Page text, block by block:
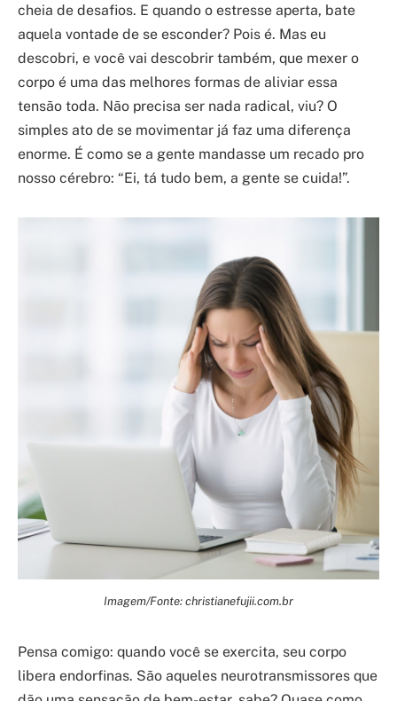
cheia de desafios. E quando o estresse aperta, bate
aquela vontade de se esconder? Pois é. Mas eu
descobri, e você vai descobrir também, que mexer o
corpo é uma das melhores formas de aliviar essa
tensão toda. Não precisa ser nada radical, viu? O
simples ato de se movimentar já faz uma diferença
enorme. É como se a gente mandasse um recado pro
nosso cérebro: “Ei, tá tudo bem, a gente se cuida!”.
Imagem/Fonte: christianefujii.com.br
Pensa comigo: quando você se exercita, seu corpo
libera endorfinas. São aqueles neurotransmissores que